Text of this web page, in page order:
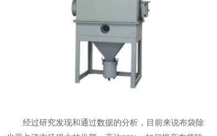
经过研究发现和通过数据的分析，目前来说布袋除